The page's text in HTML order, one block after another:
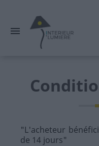
L'atelier reste ouvert

"L'acheteur
de 14 jours"